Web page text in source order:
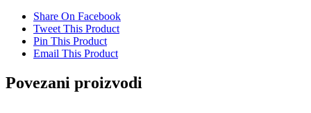
Share On Facebook
Tweet This Product
Pin This Product
Email This Product
Povezani proizvodi